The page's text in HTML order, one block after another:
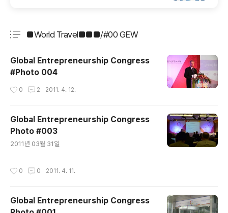
■World Travel■■■/#00 GEW
Global Entrepreneurship Congress
#Photo 004
0 2 2011. 4. 12.
Global Entrepreneurship Congress
Photo #003
2011년 03월 31일
0 0 2011. 4. 11.
Global Entrepreneurship Congress